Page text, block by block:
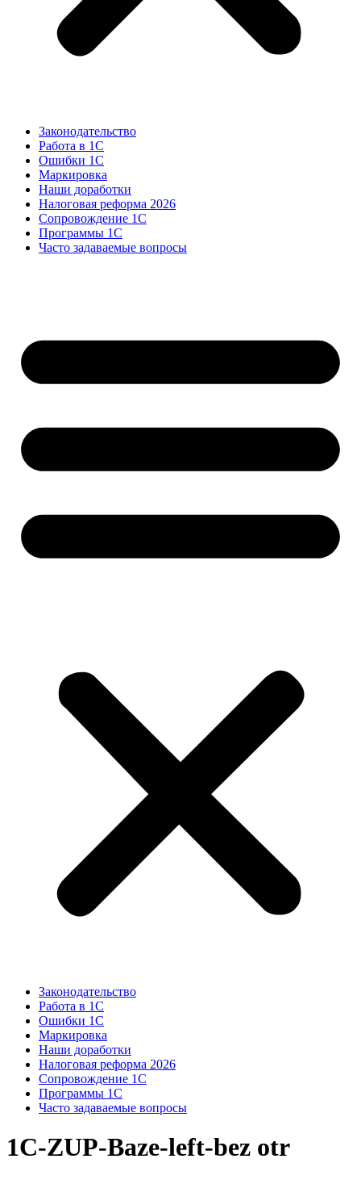
Законодательство
Работа в 1С
Ошибки 1С
Маркировка
Наши доработки
Налоговая реформа 2026
Сопровождение 1С
Программы 1С
Часто задаваемые вопросы
Законодательство
Работа в 1С
Ошибки 1С
Маркировка
Наши доработки
Налоговая реформа 2026
Сопровождение 1С
Программы 1С
Часто задаваемые вопросы
1C-ZUP-Baze-left-bez otr